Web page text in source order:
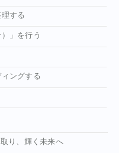
する
」を行う
ィングする
り、輝く未来へ